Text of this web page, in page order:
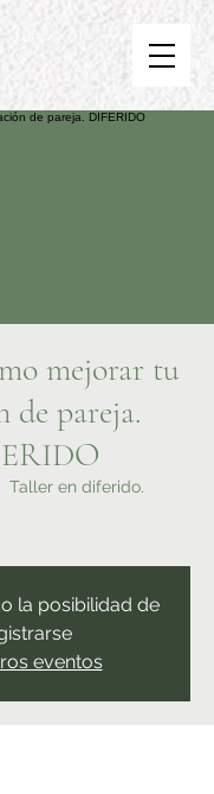
mejorar tu
de pareja.
Taller en diferido.
la posibilidad de
eventos